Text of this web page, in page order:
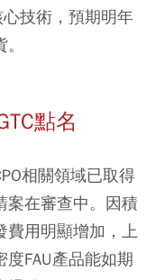
技術，預期明年
點名
相關領域已取得
案在審查中。因積
費用明顯增加，上
FAU產品能如期